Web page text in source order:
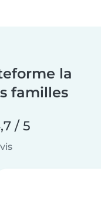
la
familles
/ 5